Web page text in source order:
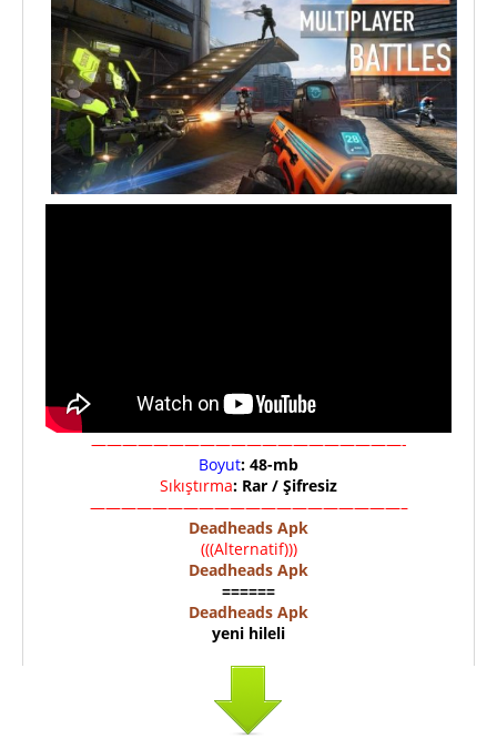
————————————————————-
Boyut: 48-mb
Sıkıştırma: Rar / Şifresiz
————————————————————–
Deadheads Apk
(((Alternatif)))
Deadheads Apk
======
Deadheads Apk
yeni hileli